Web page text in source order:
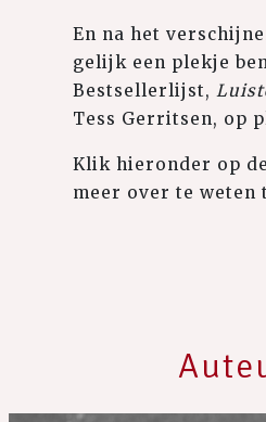
En na het
gelijk een plekje
Bestsellerlijst,
Tess Gerritsen, op
Klik hieronder op
meer over te weten